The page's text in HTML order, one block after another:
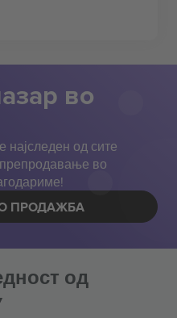
во
најследен од сите
во
ПРОДАЖБА
од